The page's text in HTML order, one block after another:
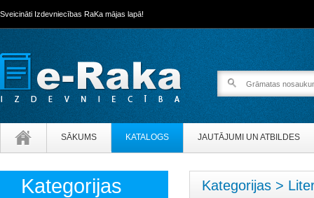
Sveicināti Izdevniecības RaKa mājas lapā!
SĀKUMS KATALOGS JAUTĀJUMI UN ATBILDES
Kategorijas Kategorijas >